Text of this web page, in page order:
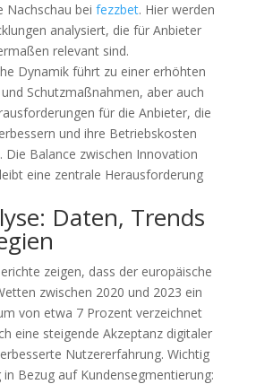
Nachschau bei fezzbet. Hier werden
analysiert, die für Anbieter
relevant sind.
Dynamik führt zu einer erhöhten
Schutzmaßnahmen, aber auch
für die Anbieter, die
und ihre Betriebskosten
Die Balance zwischen Innovation
eine zentrale Herausforderung
Daten, Trends
zeigen, dass der europäische
zwischen 2020 und 2023 ein
von etwa 7 Prozent verzeichnet
eine steigende Akzeptanz digitaler
Nutzererfahrung. Wichtig
Bezug auf Kundensegmentierung: